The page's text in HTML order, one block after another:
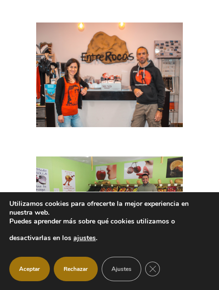
Utilizamos cookies para ofrecerte la mejor experiencia en
nuestra web.
Puedes aprender más sobre qué cookies utilizamos o
desactivarlas en los ajustes.
Aceptar Rechazar Ajustes CERRAR EL